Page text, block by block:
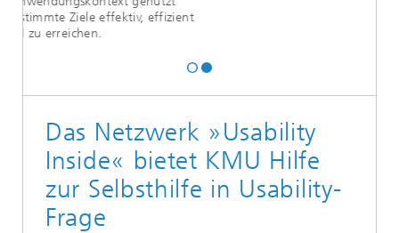
Das Netzwerk »Usability
Inside« bietet KMU Hilfe
zur Selbsthilfe in Usability-
Frage